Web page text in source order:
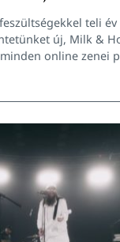
teli
új, Milk &
online zenei